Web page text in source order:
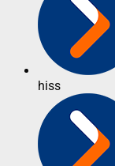
hiss